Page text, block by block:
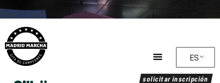
ES
solicitar inscripción